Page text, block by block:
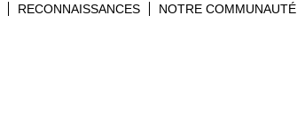
RECONNAISSANCES NOTRE COMMUNAUTÉ